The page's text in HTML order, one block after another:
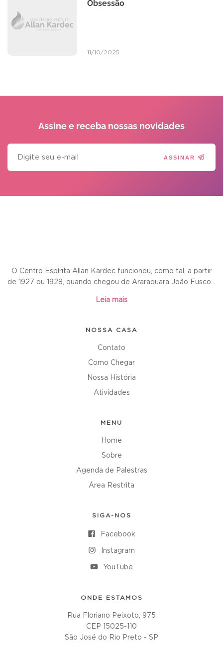
Obsessão
11/10/2025
Assine e receba nossas novidades
ASSINAR
O Centro Espírita Allan Kardec funcionou, como tal, a partir
de 1927 ou 1928, quando chegou de Araraquara João Fusco...
Leia mais
NOSSA CASA
Contato
Como Chegar
Nossa História
Atividades
MENU
Home
Sobre
Agenda de Palestras
Área Restrita
SIGA-NOS
Facebook
Instagram
YouTube
ONDE ESTAMOS
Rua Floriano Peixoto, 975
CEP 15025-110
São José do Rio Preto - SP